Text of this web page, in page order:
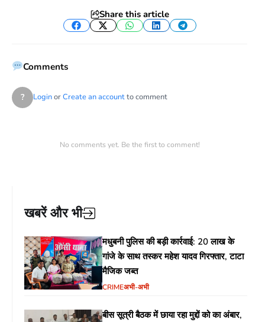
Share this article
Facebook
TwitterWhatsApp
LinkedInTelegram
Comments
? LoginorCreate an accountto comment
No comments yet. Be the first to comment!
खबरें और भी
मधुबनी पुलिस की बड़ी कार्रवाई: 20 लाख के
गांजे के साथ तस्कर महेश यादव गिरफ्तार, टाटा
मैजिक जब्त
CRIMEअभी-अभी
बीस सूत्री बैठक में छाया रहा मुद्दों को का अंबार,